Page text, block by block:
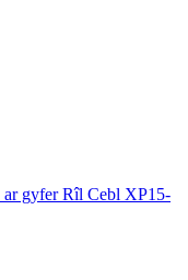
ar gyfer Rîl Cebl XP15-